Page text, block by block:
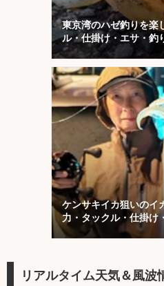
東京湾のハゼ釣りを
ル・仕掛け・エサ・釣
説】
ケンサキイカ狙いのイ
力・タックル・仕掛け
方を解説】
リアルタイム天気＆風波